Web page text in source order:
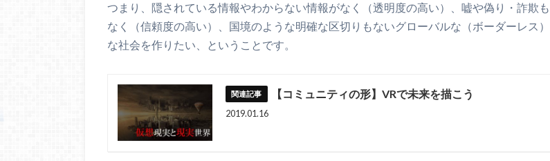
つまり、隠されている情報やわからない情報がなく（透明度の高い）、嘘や偽り・詐欺も
なく（信頼度の高い）、国境のような明確な区切りもないグローバルな（ボーダーレス）
な社会を作りたい、ということです。
【コミュニティの形】VRで未来を描こう
2019.01.16